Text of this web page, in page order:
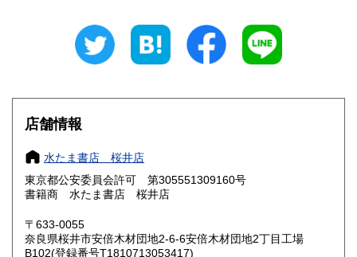
静岡県
600円 三重県
滋賀県 600円 京都府 600円
大阪府
奈良県
鳥取県 600円
岡山県 600円 広島県 600円
店舗情報
水たま書店 桜井店
東京都公安委員会許可 第305551309160号
書籍商 水たま書店 桜井店
〒633-0055
奈良県桜井市安倍木材団地2-6-6安倍木材団地2丁目工場
B102(登録番号T1810713053417)